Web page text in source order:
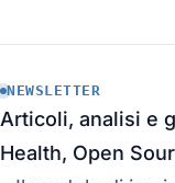
NEWSLETTER
Articoli, analisi e
Health, Open